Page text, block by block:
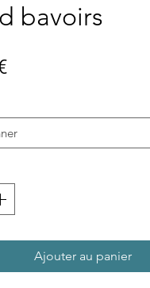
bavoirs
Prix
Ajouter au panier